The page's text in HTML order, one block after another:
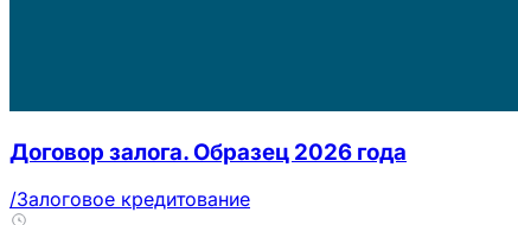
Договор залога. Образец 2026 года
/Залоговое кредитование